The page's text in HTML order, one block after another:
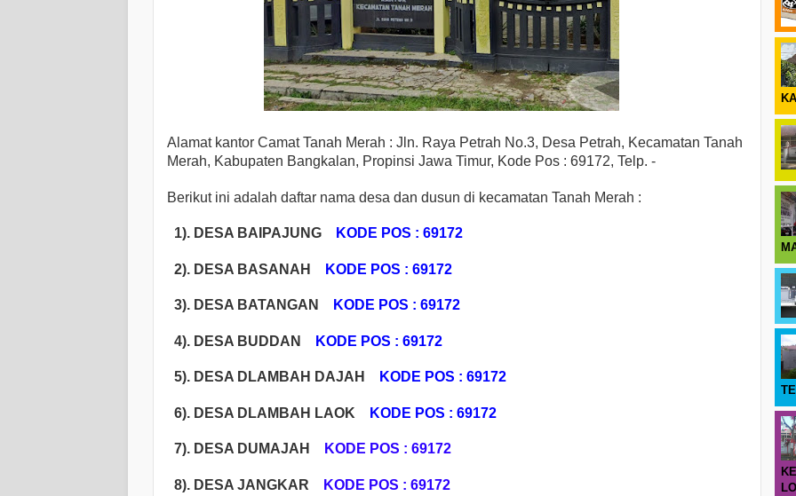
Alamat kantor Camat Tanah Merah : Jln. Raya Petrah No.3, Desa Petrah, Kecamatan Tanah
Merah, Kabupaten Bangkalan, Propinsi Jawa Timur, Kode Pos : 69172, Telp. -
Berikut ini adalah daftar nama desa dan dusun di kecamatan Tanah Merah :
1). DESA BAIPAJUNG KODE POS : 69172
2). DESA BASANAH KODE POS : 69172
3). DESA BATANGAN KODE POS : 69172
4). DESA BUDDAN KODE POS : 69172
5). DESA DLAMBAH DAJAH KODE POS : 69172
6). DESA DLAMBAH LAOK KODE POS : 69172
7). DESA DUMAJAH KODE POS : 69172
8). DESA JANGKAR KODE POS : 69172